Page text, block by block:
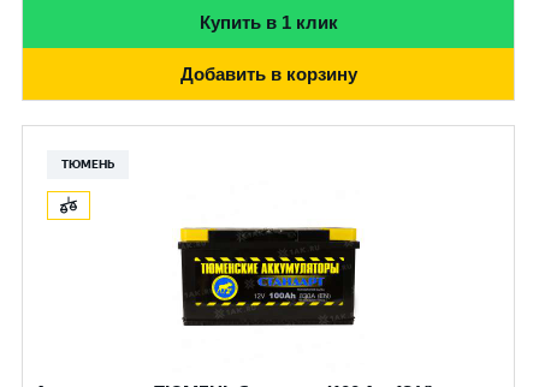
Купить в 1 клик
Добавить в корзину
ТЮМЕНЬ